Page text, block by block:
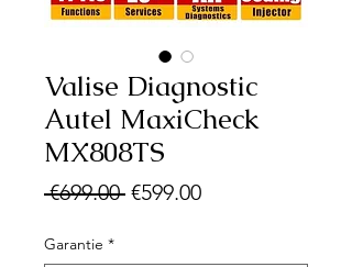
Valise Diagnostic
Autel MaxiCheck
MX808TS
€699.00 Regular
€599.00Sale
Garantie *